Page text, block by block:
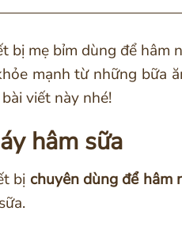
bị mẹ bỉm dùng để hâm
mạnh từ những bữa
viết này nhé!
hâm sữa
bị chuyên dùng để hâm